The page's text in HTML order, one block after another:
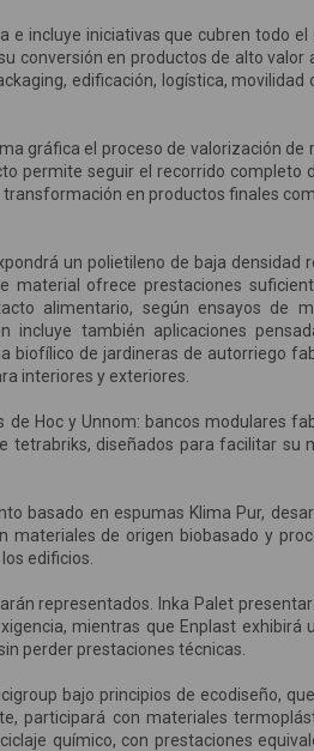
e incluye iniciativas que cubren todo el
conversión en productos de alto valor
edificación, logística, movilidad
gráfica el proceso de valorización de
permite seguir el recorrido completo
transformación en productos finales
un polietileno de baja densidad
material ofrece prestaciones
alimentario, según ensayos de
incluye también aplicaciones
biofílico de jardineras de autorriego
interiores y exteriores.
Hoc y Unnom: bancos modulares
tetrabriks, diseñados para facilitar su
basado en espumas Klima Pur,
materiales de origen biobasado y
edificios.
representados. Inka Palet
mientras que Enplast exhibirá
perder prestaciones técnicas.
bajo principios de ecodiseño,
participará con materiales
químico, con prestaciones